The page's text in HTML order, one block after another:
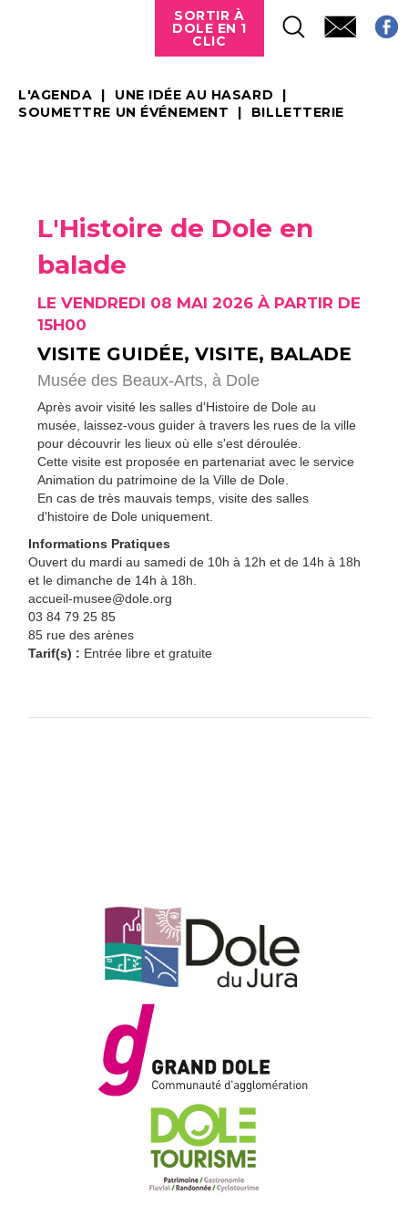
SORTIR À
DOLE EN 1
CLIC
L'AGENDA
UNE IDÉE AU HASARD
SOUMETTRE UN ÉVÉNEMENT
BILLETTERIE
L'Histoire de Dole en
balade
LE VENDREDI 08 MAI 2026 À PARTIR DE
15H00
VISITE GUIDÉE, VISITE, BALADE
Musée des Beaux-Arts, à Dole
Après avoir visité les salles d'Histoire de Dole au
musée, laissez-vous guider à travers les rues de la ville
pour découvrir les lieux où elle s'est déroulée.
Cette visite est proposée en partenariat avec le service
Animation du patrimoine de la Ville de Dole.
En cas de très mauvais temps, visite des salles
d'histoire de Dole uniquement.
Informations Pratiques
Ouvert du mardi au samedi de 10h à 12h et de 14h à 18h
et le dimanche de 14h à 18h.
accueil-musee@dole.org
03 84 79 25 85
85 rue des arènes
Tarif(s) : Entrée libre et gratuite